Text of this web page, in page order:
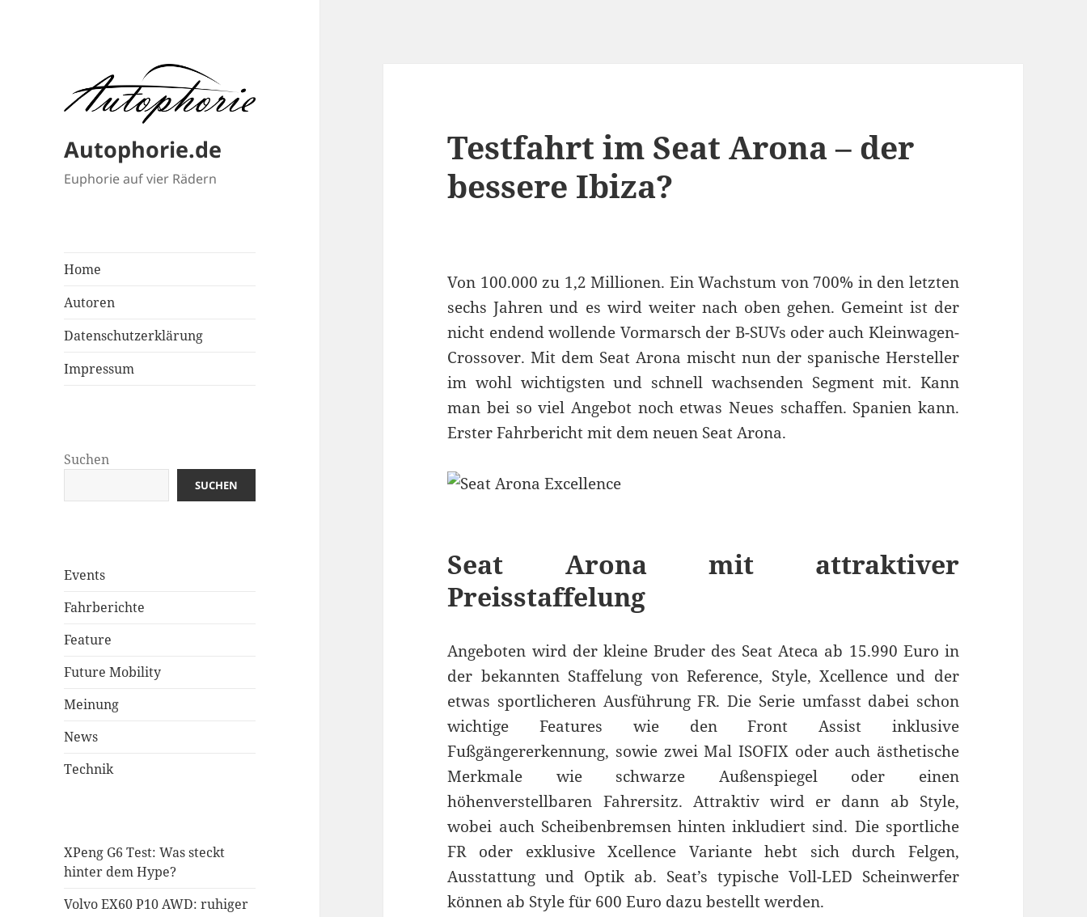
Autophorie.de
Euphorie auf vier Rädern
Home
Autoren
Datenschutzerklärung
Impressum
Suchen
SUCHEN
Events
Fahrberichte
Feature
Future Mobility
Meinung
News
Technik
XPeng G6 Test: Was steckt
hinter dem Hype?
Volvo EX60 P10 AWD: ruhiger
Testfahrt im Seat Arona – der
bessere Ibiza?
Von 100.000 zu 1,2 Millionen. Ein Wachstum von 700% in den letzten
sechs Jahren und es wird weiter nach oben gehen. Gemeint ist der
nicht endend wollende Vormarsch der B-SUVs oder auch Kleinwagen-
Crossover. Mit dem Seat Arona mischt nun der spanische Hersteller
im wohl wichtigsten und schnell wachsenden Segment mit. Kann
man bei so viel Angebot noch etwas Neues schaffen. Spanien kann.
Erster Fahrbericht mit dem neuen Seat Arona.
Seat Arona mit attraktiver
Preisstaffelung
Angeboten wird der kleine Bruder des Seat Ateca ab 15.990 Euro in
der bekannten Staffelung von Reference, Style, Xcellence und der
etwas sportlicheren Ausführung FR. Die Serie umfasst dabei schon
wichtige Features wie den Front Assist inklusive
Fußgängererkennung, sowie zwei Mal ISOFIX oder auch ästhetische
Merkmale wie schwarze Außenspiegel oder einen
höhenverstellbaren Fahrersitz. Attraktiv wird er dann ab Style,
wobei auch Scheibenbremsen hinten inkludiert sind. Die sportliche
FR oder exklusive Xcellence Variante hebt sich durch Felgen,
Ausstattung und Optik ab. Seat’s typische Voll-LED Scheinwerfer
können ab Style für 600 Euro dazu bestellt werden.